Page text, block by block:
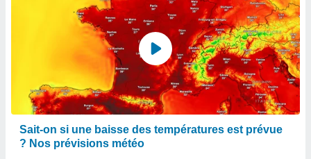
Sait-on si une baisse des températures est prévue
? Nos prévisions météo